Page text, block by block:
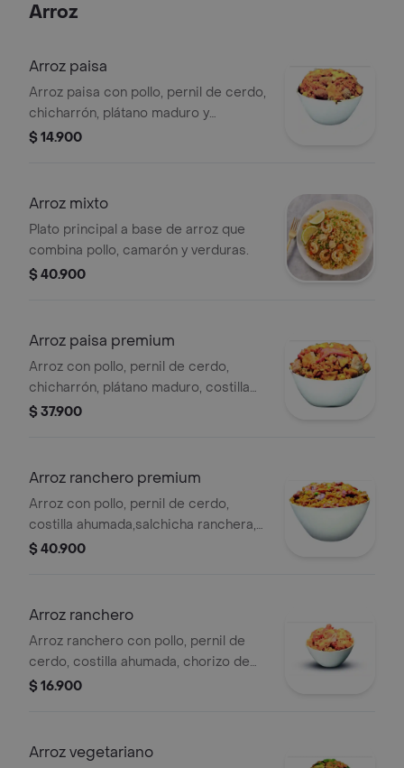
Arroz
Arroz paisa
Arroz paisa con pollo, pernil de cerdo,
chicharrón, plátano maduro y
maicitos.
$ 14.900
Arroz mixto
Plato principal a base de arroz que
combina pollo, camarón y verduras.
$ 40.900
Arroz paisa premium
Arroz con pollo, pernil de cerdo,
chicharrón, plátano maduro, costilla
ahumada, chorizo de ternera y
$ 37.900
Arroz ranchero premium
Arroz con pollo, pernil de cerdo,
costilla ahumada,salchicha ranchera,
tocineta, platano maduro, maicitos y
$ 40.900
Arroz ranchero
Arroz ranchero con pollo, pernil de
cerdo, costilla ahumada, chorizo de
ternera y maicitos.
$ 16.900
Arroz vegetariano